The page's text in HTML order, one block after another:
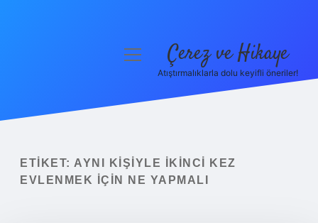
Yasal Uyarı
menüyü Çerez ve Hikaye
Atıştırmalıklarla dolu keyifli öneriler!
ETIKET: AYNI KIŞIYLE IKINCI KEZ
EVLENMEK IÇIN NE YAPMALI